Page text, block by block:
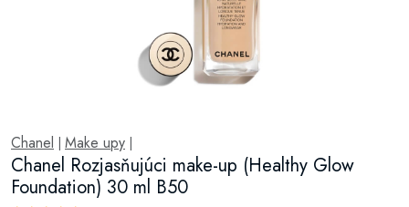
Chanel Make upy
Chanel Rozjasňujúci make-up (Healthy Glow
Foundation) 30 ml B50